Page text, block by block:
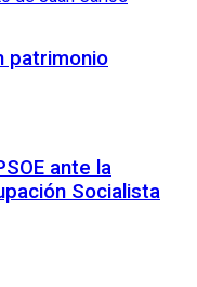
patrimonio
ante la
Socialista